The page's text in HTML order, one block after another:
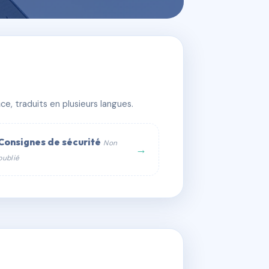
traduits en plusieurs langues.
de sécurité Non
→